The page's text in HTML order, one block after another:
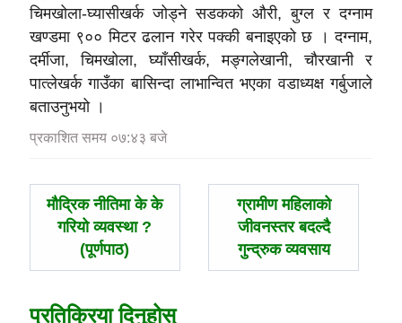
चिमखोला-घ्यासीखर्क जोड्ने सडकको औरी, बुग्ल र दग्नाम
खण्डमा ९०० मिटर ढलान गरेर पक्की बनाइएको छ । दग्नाम,
दर्मीजा, चिमखोला, घ्याँसीखर्क, मङ्गलेखानी, चौरखानी र
पात्लेखर्क गाउँका बासिन्दा लाभान्वित भएका वडाध्यक्ष गर्बुजाले
बताउनुभयो ।
प्रकाशित समय ०७:४३ बजे
पछिल्लाे
मौद्रिक नीतिमा के के
गरियो व्यवस्था ?
(पूर्णपाठ)
अघिल्लाे
-
ग्रामीण महिलाको
जीवनस्तर बदल्दै
गुन्द्रुक व्यवसाय
प्रतिक्रिया दिनुहोस्